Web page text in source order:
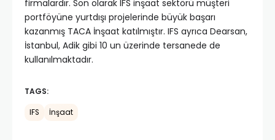
firmalardır. Son olarak IFS inşaat sektörü müşteri
portföyüne yurtdışı projelerinde büyük başarı
kazanmış TACA İnşaat katılmıştır. IFS ayrıca Dearsan,
İstanbul, Adik gibi 10 un üzerinde tersanede de
kullanılmaktadır.
TAGS:
IFS İnşaat